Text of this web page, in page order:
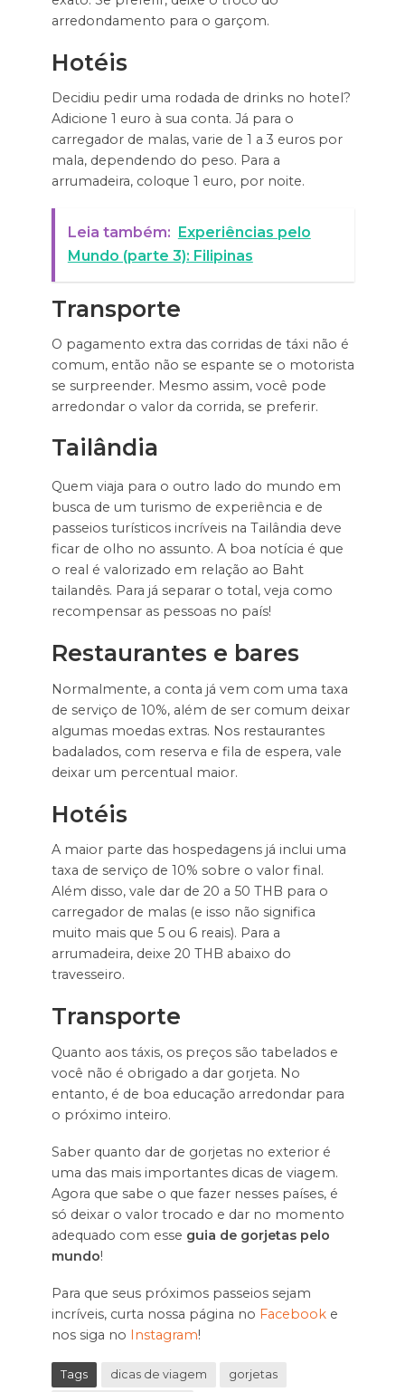
arredondamento para o garçom.
Hotéis
Decidiu pedir uma rodada de drinks no hotel?
Adicione 1 euro à sua conta. Já para o
carregador de malas, varie de 1 a 3 euros por
mala, dependendo do peso. Para a
arrumadeira, coloque 1 euro, por noite.
Leia também:
Experiências pelo
Mundo (parte 3): Filipinas
Transporte
O pagamento extra das corridas de táxi não é
comum, então não se espante se o motorista
se surpreender. Mesmo assim, você pode
arredondar o valor da corrida, se preferir.
Tailândia
Quem viaja para o outro lado do mundo em
busca de um turismo de experiência e de
passeios turísticos incríveis na Tailândia deve
ficar de olho no assunto. A boa notícia é que
o real é valorizado em relação ao Baht
tailandês. Para já separar o total, veja como
recompensar as pessoas no país!
Restaurantes e bares
Normalmente, a conta já vem com uma taxa
de serviço de 10%, além de ser comum deixar
algumas moedas extras. Nos restaurantes
badalados, com reserva e fila de espera, vale
deixar um percentual maior.
Hotéis
A maior parte das hospedagens já inclui uma
taxa de serviço de 10% sobre o valor final.
Além disso, vale dar de 20 a 50 THB para o
carregador de malas (e isso não significa
muito mais que 5 ou 6 reais). Para a
arrumadeira, deixe 20 THB abaixo do
travesseiro.
Transporte
Quanto aos táxis, os preços são tabelados e
você não é obrigado a dar gorjeta. No
entanto, é de boa educação arredondar para
o próximo inteiro.
Saber quanto dar de gorjetas no exterior é
uma das mais importantes dicas de viagem.
Agora que sabe o que fazer nesses países, é
só deixar o valor trocado e dar no momento
adequado com esse guia de gorjetas pelo
mundo!
Para que seus próximos passeios sejam
incríveis, curta nossa página no Facebooke
nos siga no Instagram!
Tags dicas de viagem gorjetas